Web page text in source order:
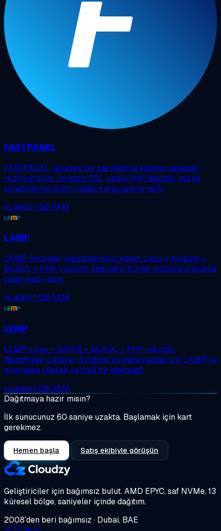
FASTPANEL
FASTPANEL, ücretsiz bir barındırma kontrol panelidir.
Hızlı kurulum, ücretsiz SSL, çoklu PHP desteği, dosya
yöneticisi ve temiz modern arayüzüyle gelir.
vLatest1 GB RAM
LAMP
LAMP, önceden yapılandırılmış klasik Linux + Apache +
MySQL + PHP yığınıdır. İnternetin büyük bölümünü ayakta
tutan web yığını.
vLatest1 GB RAM
LEMP
LEMP, Linux + NGINX + MySQL + PHP yığınıdır.
WordPress, Laravel, Symfony ve daha fazlası için LAMP'ye
göre daha yüksek verimli bir alternatif.
vLatest1 GB RAM
Dağıtmaya hazır mısın?
İlk sunucunuz 60 saniye uzakta. Başlamak için kart
gerekmez.
Hemen başla Satış ekibiyle görüşün
Geliştiriciler için bağımsız bulut.AMD EPYC, saf NVMe, 13
küresel bölge, saniyeler içinde dağıtım.
2008'den beri bağımsız · Dubai, BAE